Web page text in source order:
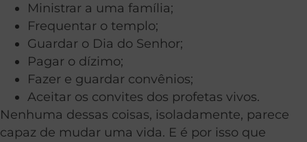
Ministrar a uma família;
Frequentar o templo;
Guardar o Dia do Senhor;
Pagar o dízimo;
Fazer e guardar convênios;
Aceitar os convites dos profetas vivos.
Nenhuma dessas coisas, isoladamente, parece
capaz de mudar uma vida. E é por isso que